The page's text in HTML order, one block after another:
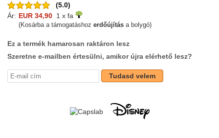
(5.0)
Ár: EUR 34,90 1 x fa
(Kosárba a támogatáshoz erdőújítás a bolygó)
Ez a termék hamarosan raktáron lesz
Szeretne e-mailben értesülni, amikor újra elérhető lesz?
Tudasd velem